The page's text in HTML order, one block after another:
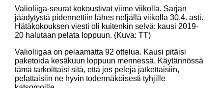
Valioliiga-seurat kokoustivat viime viikolla. Sarjan
jäädytystä pidennettiin lähes neljällä viikolla 30.4. asti.
Hätäkokouksen viesti oli kuitenkin selvä: kausi 2019-
20 halutaan pelata loppuun. (Kuva: TT)
Valioliigaa on pelaamatta 92 ottelua. Kausi pitäisi
paketoida kesäkuun loppuun mennessä. Käytännössä
tämä tarkoittaisi sitä, että jos pelejä jatkettaisiin,
pelattaisiin ne hyvin todennäköisesti tyhjille